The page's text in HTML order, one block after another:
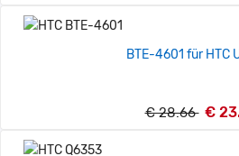
BTE-4601 für HTC
€ 28.66 €